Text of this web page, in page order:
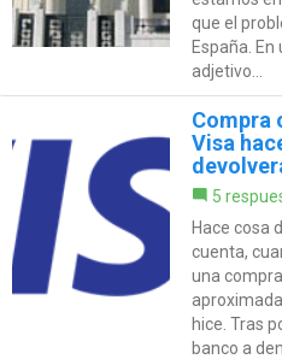
que el
España. En
adjetivo...
Compra
Visa
5
Hace cosa
cuenta,
una
hice. Tras
banco a